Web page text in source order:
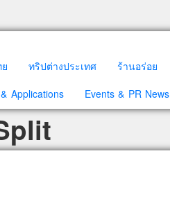
ทริปต่างประเทศ ร้านอร่อย
Applications
Events & PR News